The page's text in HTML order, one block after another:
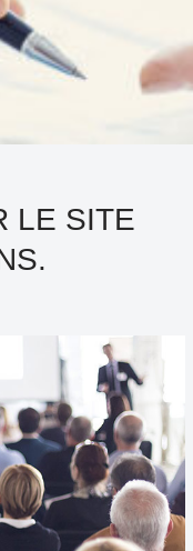
LE SITE